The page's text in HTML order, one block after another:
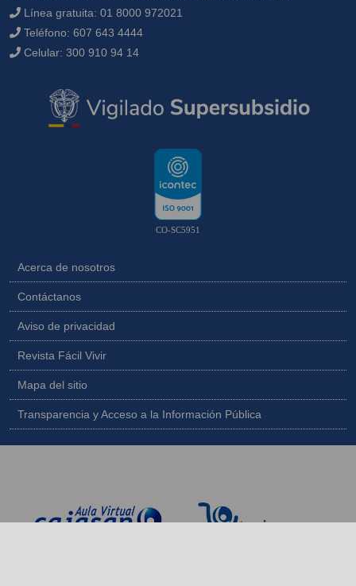
Línea gratuita: 01 8000 972021
Teléfono: 607 643 4444
Celular: 300 910 94 14
CO-SC5951
Acerca de nosotros
Contáctanos
Aviso de privacidad
Revista Fácil Vivir
Mapa del sitio
Transparencia y Acceso a la Información Pública